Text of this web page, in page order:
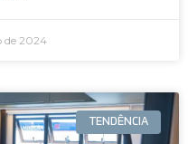
de 2024
TENDÊNCIA